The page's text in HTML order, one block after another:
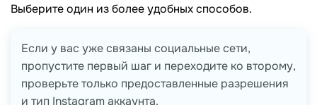
Выберите один из более удобных способов.
Если у вас уже связаны социальные сети,
пропустите первый шаг и переходите ко второму,
проверьте только предоставленные разрешения
и тип Instagram аккаунта.